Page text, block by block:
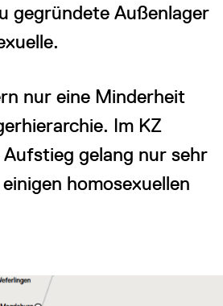
gegründete Außenlager
nur eine Minderheit
Im KZ
gelang nur sehr
homosexuellen